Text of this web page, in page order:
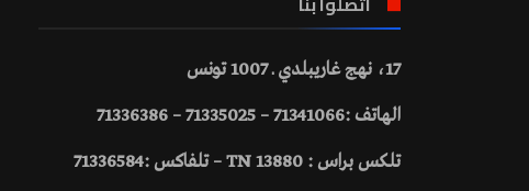
17، نهج غاريبلدي ـ 1007 تونس
الهاتف :71341066 – 71335025 – 71336386
تلكس براس : 13880 TN – تلفاكس :71336584